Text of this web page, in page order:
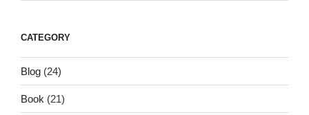
CATEGORY
Blog (24)
Book (21)